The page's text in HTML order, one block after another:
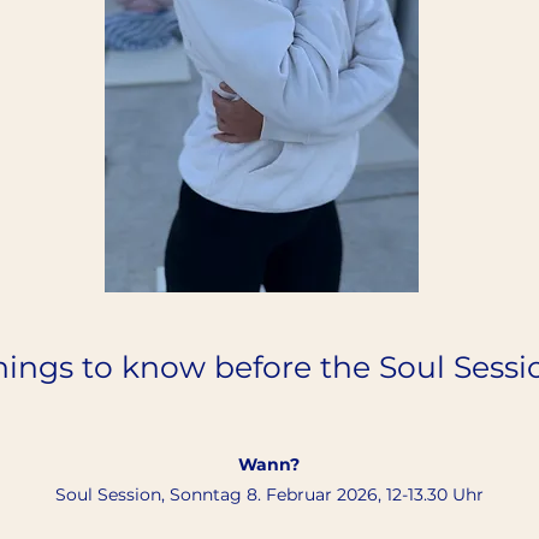
to know before the Soul
Wann?
Soul Session, Sonntag 8. Februar 2026, 12-13.30 Uhr